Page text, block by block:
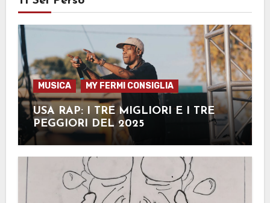
MUSICA MY FERMI CONSIGLIA
USA RAP: I TRE MIGLIORI E I TRE
PEGGIORI DEL 2025